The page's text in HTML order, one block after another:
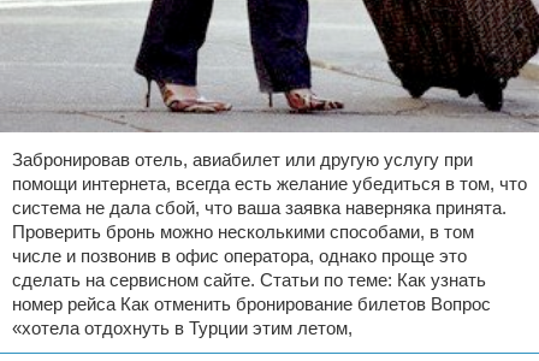
Забронировав отель, авиабилет или другую услугу при
помощи интернета, всегда есть желание убедиться в том, что
система не дала сбой, что ваша заявка наверняка принята.
Проверить бронь можно несколькими способами, в том
числе и позвонив в офис оператора, однако проще это
сделать на сервисном сайте. Статьи по теме: Как узнать
номер рейса Как отменить бронирование билетов Вопрос
«хотела отдохнуть в Турции этим летом,